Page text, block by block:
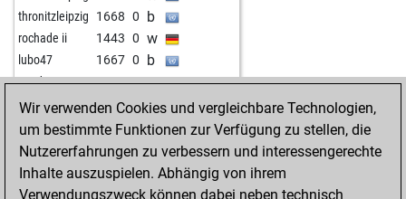
thronitzleipzig 1668 0 b
rochade ii 1443 0 w
lubo47 1667 0 b
sundar12 917 1 w
Wir verwenden Cookies und vergleichbare Technologien,
um bestimmte Funktionen zur Verfügung zu stellen, die
Nutzererfahrungen zu verbessern und interessengerechte
Inhalte auszuspielen. Abhängig von ihrem
Verwendungszweck können dabei neben technisch